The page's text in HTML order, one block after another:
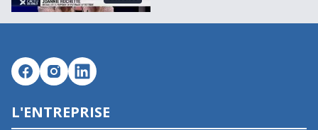
L'ENTREPRISE